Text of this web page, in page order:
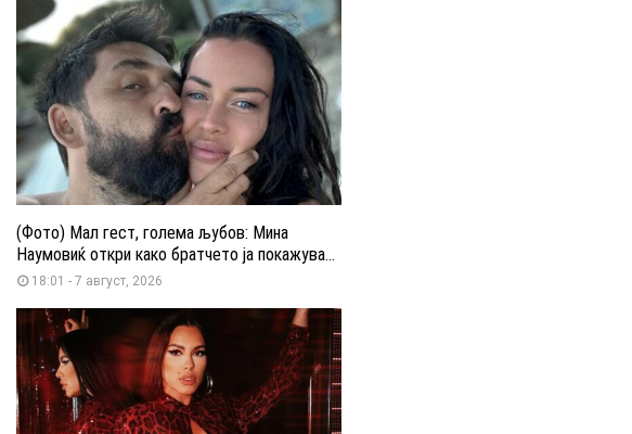
(Фото) Мал гест, голема љубов: Мина
Наумовиќ откри како братчето ја покажува...
18:01 - 7 август, 2026